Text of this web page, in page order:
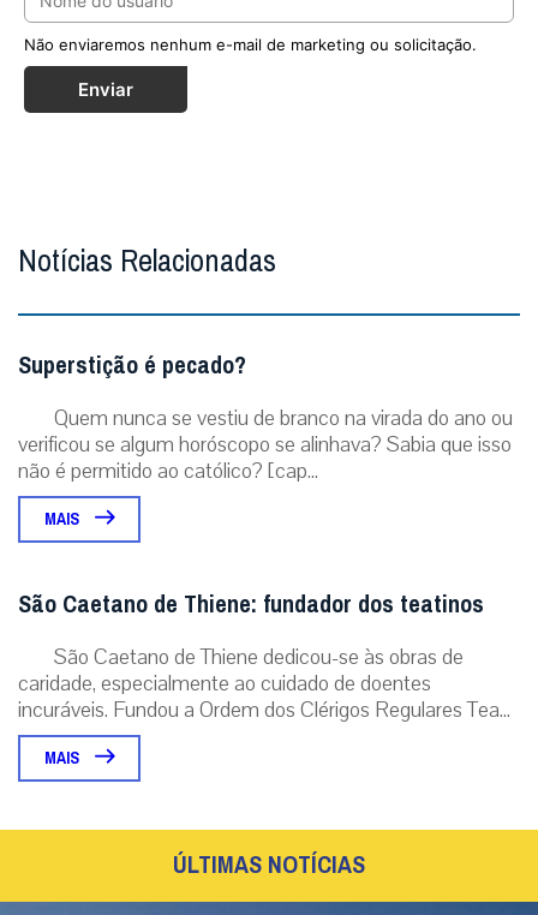
Não enviaremos nenhum e-mail de marketing ou solicitação.
Enviar
Notícias Relacionadas
Superstição é pecado?
Quem nunca se vestiu de branco na virada do ano ou
verificou se algum horóscopo se alinhava? Sabia que isso
não é permitido ao católico? [cap...
MAIS
São Caetano de Thiene: fundador dos teatinos
São Caetano de Thiene dedicou-se às obras de
caridade, especialmente ao cuidado de doentes
incuráveis. Fundou a Ordem dos Clérigos Regulares Tea...
MAIS
ÚLTIMAS NOTÍCIAS